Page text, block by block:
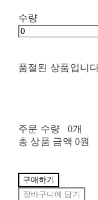
수량
품절된 상품입니
주문 수량
0개
총 상품 금액 0원
구매하기
장바구니에 담기